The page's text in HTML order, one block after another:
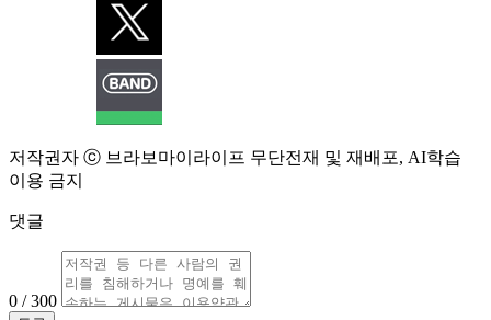
저작권자 ⓒ 브라보마이라이프 무단전재 및 재배포, AI학습
이용 금지
댓글
0 / 300